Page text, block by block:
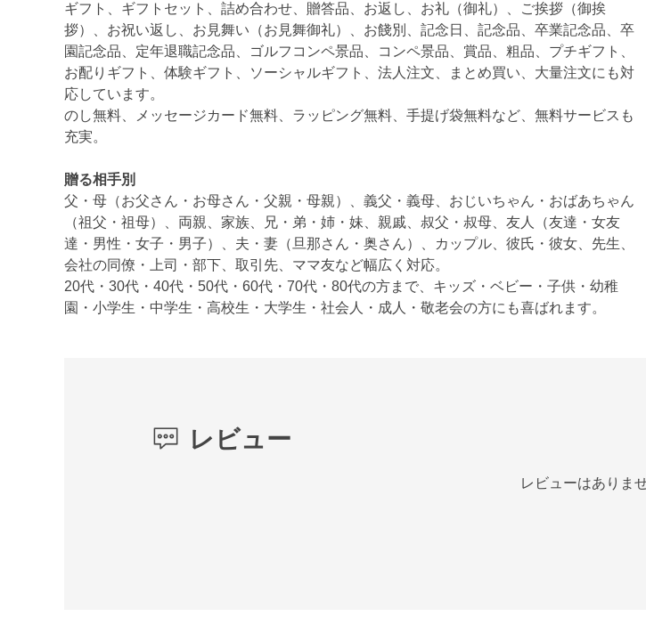
ギフト、ギフトセット、詰め合わせ、贈答品、お返し、お礼（御礼）、ご挨拶（御挨
拶）、お祝い返し、お見舞い（お見舞御礼）、お餞別、記念日、記念品、卒業記念品、卒
園記念品、定年退職記念品、ゴルフコンペ景品、コンペ景品、賞品、粗品、プチギフト、
お配りギフト、体験ギフト、ソーシャルギフト、法人注文、まとめ買い、大量注文にも対
応しています。
のし無料、メッセージカード無料、ラッピング無料、手提げ袋無料など、無料サービスも
充実。
贈る相手別
父・母（お父さん・お母さん・父親・母親）、義父・義母、おじいちゃん・おばあちゃん
（祖父・祖母）、両親、家族、兄・弟・姉・妹、親戚、叔父・叔母、友人（友達・女友
達・男性・女子・男子）、夫・妻（旦那さん・奥さん）、カップル、彼氏・彼女、先生、
会社の同僚・上司・部下、取引先、ママ友など幅広く対応。
20代・30代・40代・50代・60代・70代・80代の方まで、キッズ・ベビー・子供・幼稚
園・小学生・中学生・高校生・大学生・社会人・成人・敬老会の方にも喜ばれます。
レビュー
レビューはありませ